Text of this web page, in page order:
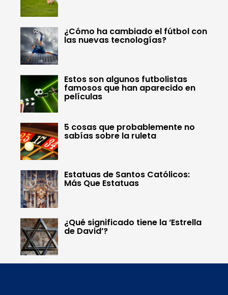
¿Cómo ha cambiado el fútbol con
las nuevas tecnologías?
Estos son algunos futbolistas
famosos que han aparecido en
películas
5 cosas que probablemente no
sabías sobre la ruleta
Estatuas de Santos Católicos:
Más Que Estatuas
¿Qué significado tiene la ‘Estrella
de David’?